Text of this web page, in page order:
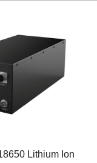
Lithium Ion